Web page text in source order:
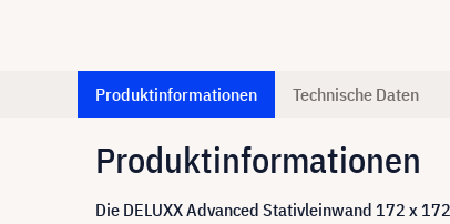
Produktinformationen Technische Daten
Produktinformationen
Die DELUXX Advanced Stativleinwand 172 x